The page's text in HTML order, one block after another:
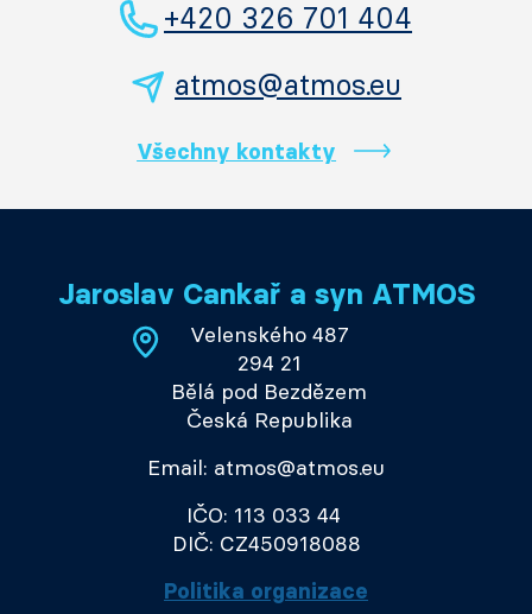
+420 326 701 404
atmos@atmos.eu
Všechny kontakty
Jaroslav Cankař a syn ATMOS
Velenského 487
294 21
Bělá pod Bezdězem
Česká Republika
Email: atmos@atmos.eu
IČO: 113 033 44
DIČ: CZ450918088
Politika organizace